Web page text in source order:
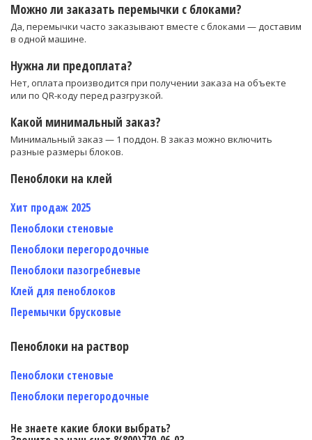
Можно ли заказать перемычки с блоками?
Да, перемычки часто заказывают вместе с блоками — доставим
в одной машине.
Нужна ли предоплата?
Нет, оплата производится при получении заказа на объекте
или по QR-коду перед разгрузкой.
Какой минимальный заказ?
Минимальный заказ — 1 поддон. В заказ можно включить
разные размеры блоков.
Пеноблоки на клей
Хит продаж 2025
Пеноблоки стеновые
Пеноблоки перегородочные
Пеноблоки пазогребневые
Клей для пеноблоков
Перемычки брусковые
Пеноблоки на раствор
Пеноблоки стеновые
Пеноблоки перегородочные
Не знаете какие блоки выбрать?